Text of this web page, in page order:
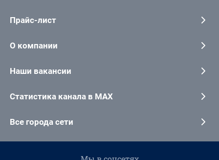
Прайс-лист
О компании
Наши вакансии
Статистика канала в MAX
Все города сети